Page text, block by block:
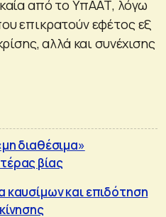
από το ΥπΑΑΤ, λόγω
επικρατούν εφέτος εξ
αλλά και συνέχισης
διαθέσιμα»
βίας
και επιδότηση